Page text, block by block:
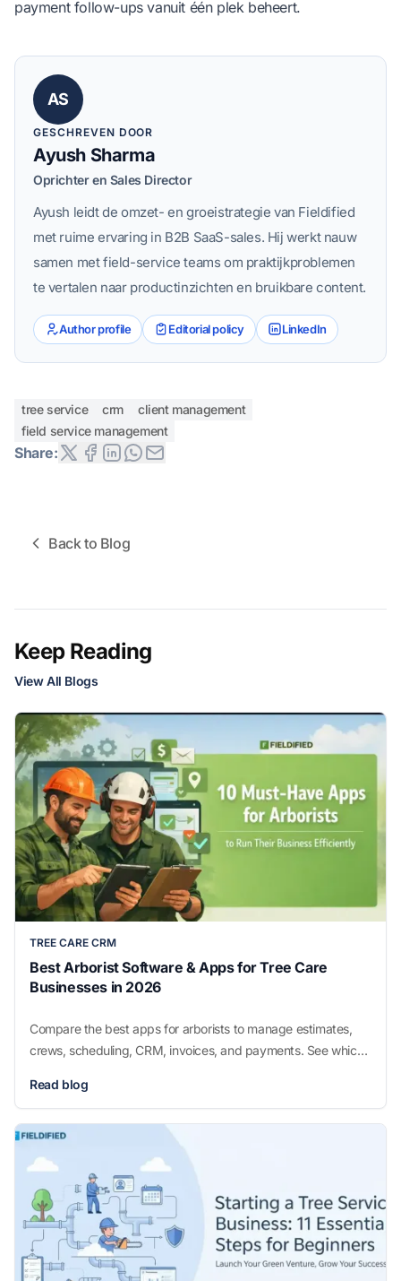
payment follow-ups vanuit één plek beheert.
AS
GESCHREVEN DOOR
Ayush Sharma
Oprichter en Sales Director
Ayush leidt de omzet- en groeistrategie van Fieldified
met ruime ervaring in B2B SaaS-sales. Hij werkt nauw
samen met field-service teams om praktijkproblemen
te vertalen naar productinzichten en bruikbare content.
Author profile Editorial policy LinkedIn
tree service crm
client management
field service management
Share:
Back to Blog
Keep Reading
View All Blogs
TREE CARE CRM
Best Arborist Software & Apps for Tree Care
Businesses in 2026
Compare the best apps for arborists to manage estimates,
crews, scheduling, CRM, invoices, and payments. See which
Read blog